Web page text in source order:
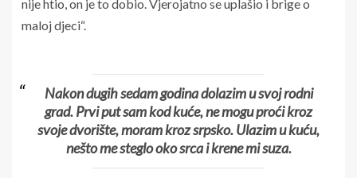
nije htio, on je to dobio. Vjerojatno se uplašio i brige o
maloj djeci“.
Nakon dugih sedam godina dolazim u svoj rodni
grad. Prvi put sam kod kuće, ne mogu proći kroz
svoje dvorište, moram kroz srpsko. Ulazim u kuću,
nešto me steglo oko srca i krene mi suza.